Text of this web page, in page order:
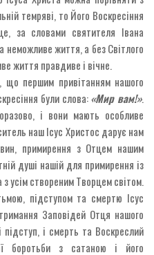
темряві, то Його Воскресіння
за словами святителя Івана
неможливе життя, а без Світлого
життя правдиве і вічне.
що першим привітанням нашого
були слова:«Мир вам!».
і вони мають особливе
наш Ісус Христос дарує нам
примирення з Отцем нашим
душі нашій для примирення із
усім створеним Творцем світом.
підступом та смертю Ісус
Заповідей Отця нашого
підступ, і смерть та Воскреслий
боротьби з сатаною і його